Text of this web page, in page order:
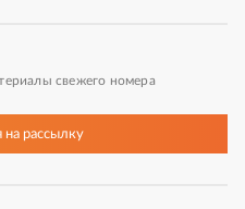
свежего номера
на рассылку